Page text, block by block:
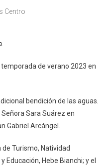
Centro
de verano 2023 en
bendición de las aguas.
Sara Suárez en
Gabriel Arcángel.
Turismo, Natividad
Educación, Hebe Bianchi; y el